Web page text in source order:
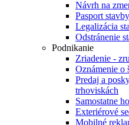
Návrh na
Pasport stavby
Legalizácia
Odstránenie
Podnikanie
Zriadenie -
Oznámenie o
Predaj a
trhoviskách
Samostatne
Exteriérové
Mobilné